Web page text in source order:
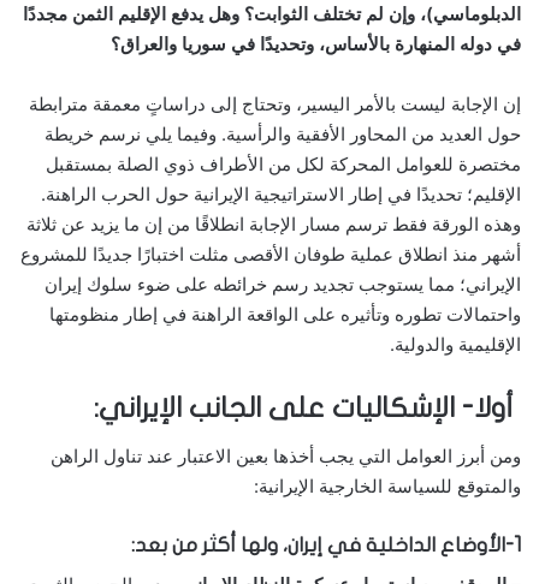
الدبلوماسي)، وإن لم تختلف الثوابت؟ وهل يدفع الإقليم الثمن مجددًا
في دوله المنهارة بالأساس، وتحديدًا في سوريا والعراق؟
إن الإجابة ليست بالأمر اليسير، وتحتاج إلى دراساتٍ معمقة مترابطة
حول العديد من المحاور الأفقية والرأسية. وفيما يلي نرسم خريطة
مختصرة للعوامل المحركة لكل من الأطراف ذوي الصلة بمستقبل
الإقليم؛ تحديدًا في إطار الاستراتيجية الإيرانية حول الحرب الراهنة.
وهذه الورقة فقط ترسم مسار الإجابة انطلاقًا من إن ما يزيد عن ثلاثة
أشهر منذ انطلاق عملية طوفان الأقصى مثلت اختبارًا جديدًا للمشروع
الإيراني؛ مما يستوجب تجديد رسم خرائطه على ضوء سلوك إيران
واحتمالات تطوره وتأثيره على الواقعة الراهنة في إطار منظومتها
الإقليمية والدولية.
أولا- الإشكاليات على الجانب الإيراني:
ومن أبرز العوامل التي يجب أخذها بعين الاعتبار عند تناول الراهن
والمتوقع للسياسة الخارجية الإيرانية:
1-الأوضاع الداخلية في إيران، ولها أكثر من بعد: